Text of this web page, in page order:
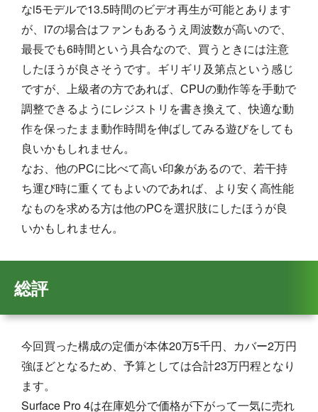
なi5モデルで13.5時間のビデオ再生が可能とあります
が、i7の場合はファンもあるうえ周波数が高いので、
最長でも6時間という具合なので、買うときには注意
したほうが良さそうです。ギリギリ及第点という感じ
ですが、上級者の方であれば、CPUの動作等を手動で
調整できるようにレジストリを書き換えて、快適な動
作を保ったまま動作時間を伸ばしてみる遊びをしても
良いかもしれません。
なお、他のPCに比べて高い印象があるので、若干持
ち運び時に重くてもよいのであれば、より安く高性能
なものを求める方は他のPCを選択肢にしたほうが良
いかもしれません。
総評
今回買った構成の定価が本体20万5千円、カバー2万円
強ほどとなるため、予算としては合計23万円程となり
ます。
Surface Pro 4は在庫処分で価格が下がって一気に売れ